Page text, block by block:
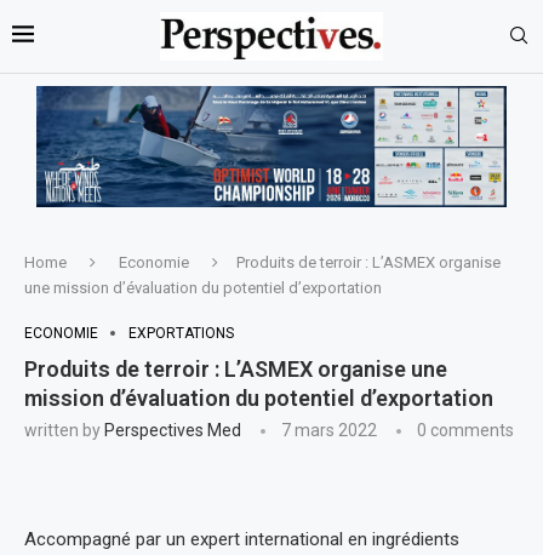
Home Economie
Produits de terroir : L’ASMEX organise
une mission d’évaluation du potentiel d’exportation
ECONOMIE EXPORTATIONS
Produits de terroir : L’ASMEX organise une
mission d’évaluation du potentiel d’exportation
written by Perspectives Med 7 mars 2022 0 comments
Accompagné par un expert international en ingrédients